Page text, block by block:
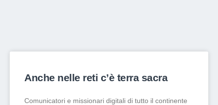
Anche nelle reti c’è terra sacra
Comunicatori e missionari digitali di tutto il continente